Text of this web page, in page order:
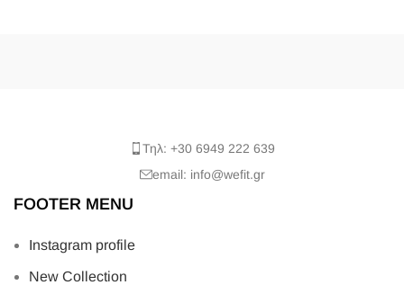
Τηλ: +30 6949 222 639
email: info@wefit.gr
FOOTER MENU
Instagram profile
New Collection